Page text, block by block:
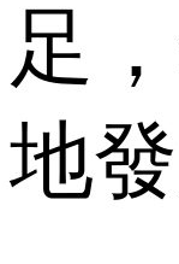
足
地